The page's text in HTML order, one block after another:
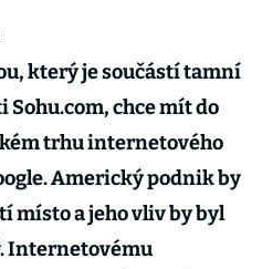
který je součástí tamní
chce mít do
trhu internetového
Americký podnik by
místo a jeho vliv by byl
Internetovému